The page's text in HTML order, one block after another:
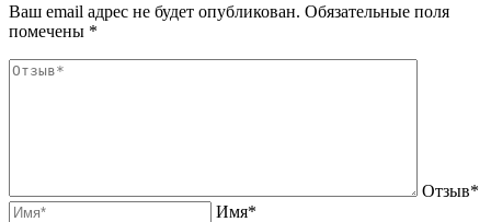
Ваш email адрес не будет опубликован. Обязательные поля
помечены *
Отзыв*
Имя*